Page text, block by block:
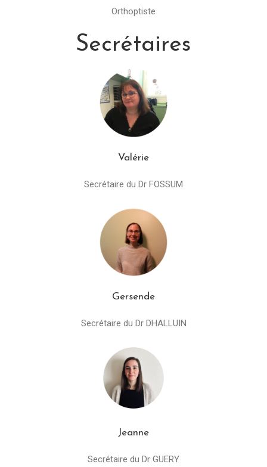
Orthoptiste
Secrétaires
Valérie
Secrétaire du Dr FOSSUM
Gersende
Secrétaire du Dr DHALLUIN
Jeanne
Secrétaire du Dr GUERY